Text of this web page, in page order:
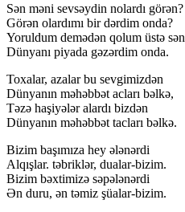
Sən məni sevsəydin nolardı görən?
Görən olardımı bir dərdim onda?
Yoruldum demədən qolum üstə sən
Dünyanı piyada gəzərdim onda.
Toxalar, azalar bu sevgimizdən
Dünyanın məhəbbət acları bəlkə,
Təzə haşiyələr alardı bizdən
Dünyanın məhəbbət tacları bəlkə.
Bizim başımıza hey ələnərdi
Alqışlar. təbriklər, dualar-bizim.
Bizim bəxtimizə səpələnərdi
Ən duru, ən təmiz şüalar-bizim.